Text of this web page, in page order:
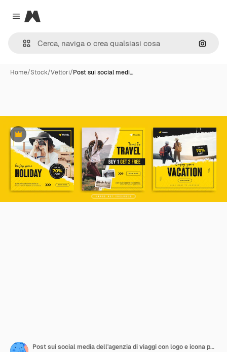
Close menu
Magnific
Cerca
Home/Stock/Vettori/Post sui social medi…
Premium
Post sui social media dell'agenzia di viaggi con logo e icona per il marketing aziendale in viaggio